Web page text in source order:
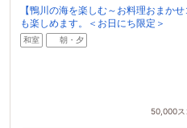
【鴨川の海を楽しむ～お料理おまか
も楽しめます。＜お日にち限定＞
和室 朝・夕
50,000ス